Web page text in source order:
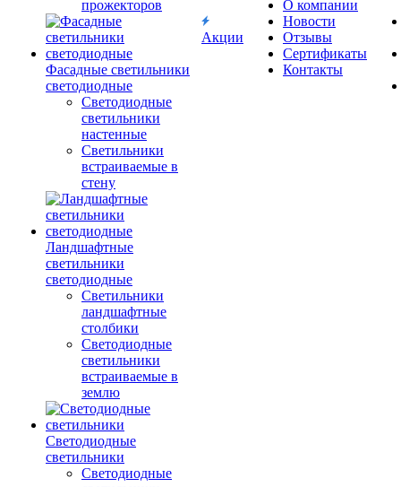
прожекторов
Фасадные светильники
светодиодные
Светодиодные
светильники
настенные
Светильники
встраиваемые в
стену
Ландшафтные
светильники
светодиодные
Светильники
ландшафтные
столбики
Светодиодные
светильники
встраиваемые в
землю
Светодиодные
светильники
Светодиодные
Акции
О компании
Новости
Отзывы
Сертификаты
Контакты